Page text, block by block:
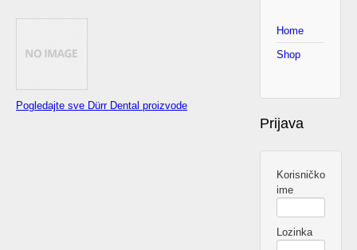
Pogledajte sve Dürr Dental proizvode
Home
Shop
Prijava
Korisničko
ime
Lozinka